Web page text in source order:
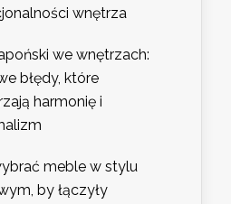
wnętrza
we wnętrzach:
błędy, które
harmonię i
meble w stylu
by łączyły